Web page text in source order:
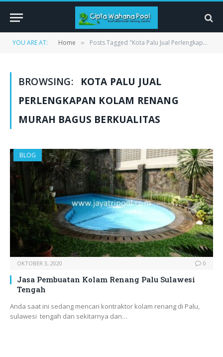
YOU ARE AT: Home » Posts Tagged "Kota Palu Jual Perlengkapan Kolam Renang Murah Bagus Berkualitas"
BROWSING:
KOTA PALU JUAL
PERLENGKAPAN KOLAM RENANG
MURAH BAGUS BERKUALITAS
BLOG
OKTOBER 3, 2020 0
Jasa Pembuatan Kolam Renang Palu Sulawesi
Tengah
Anda saat ini sedang mencari kontraktor kolam renang di Palu,
sulawesi tengah dan sekitarnya dan…